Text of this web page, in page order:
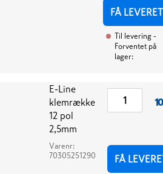
FÅ LEVERET
Til levering -
Forventet på
lager:
E-Line
klemrække
12 pol
2,5mm
Varenr:
70305251290
FÅ